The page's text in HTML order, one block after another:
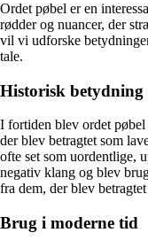
Ordet pøbel er en
rødder og nuancer, der
vil vi udforske
tale.
Historisk betydning
I fortiden blev ordet pøbel
der blev betragtet som
ofte set som uordentlige,
negativ klang og blev
fra dem, der blev
Brug i moderne tid